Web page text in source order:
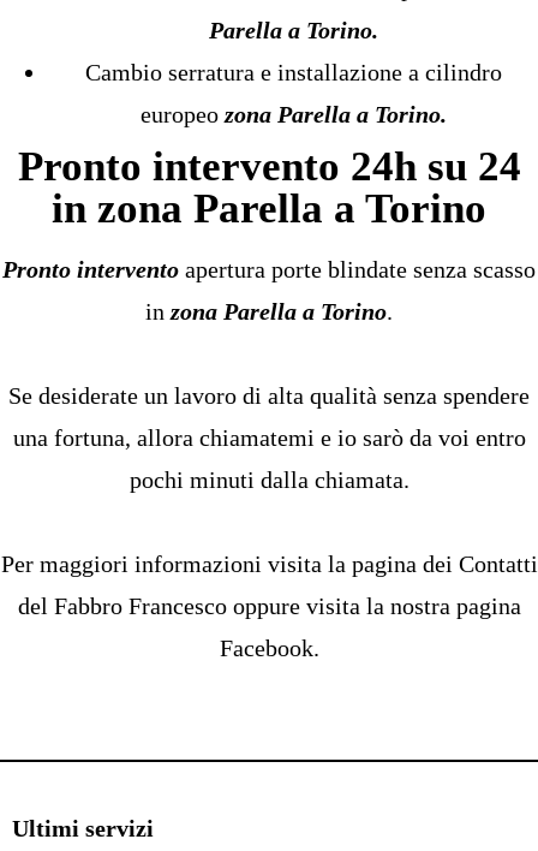
Parella a Torino.
Cambio serratura e installazione a cilindro
europeo zona Parella a Torino.
Pronto intervento 24h su 24
in zona Parella a Torino
Pronto intervento apertura porte blindate senza scasso
in zona Parella a Torino.
Se desiderate un lavoro di alta qualità senza spendere
una fortuna, allora chiamatemi e io sarò da voi entro
pochi minuti dalla chiamata.
Per maggiori informazioni visita la pagina dei Contatti
del Fabbro Francesco oppure visita la nostra pagina
Facebook.
Ultimi servizi